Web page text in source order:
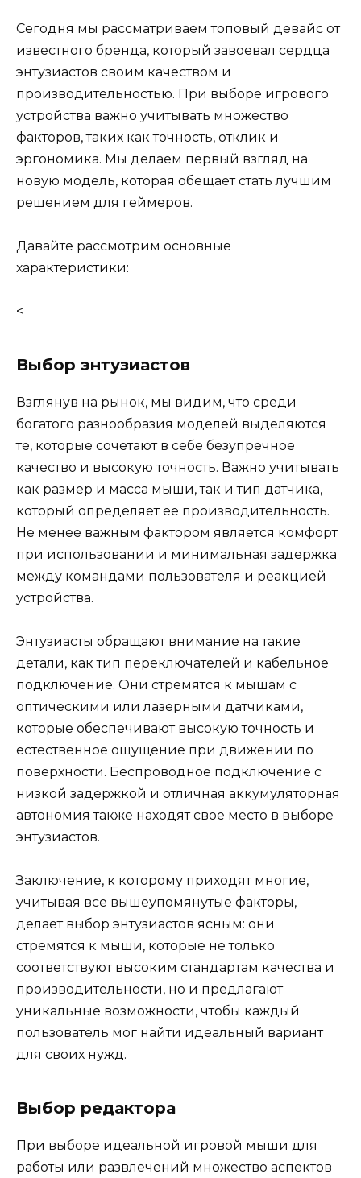
Сегодня мы рассматриваем топовый девайс от
известного бренда, который завоевал сердца
энтузиастов своим качеством и
производительностью. При выборе игрового
устройства важно учитывать множество
факторов, таких как точность, отклик и
эргономика. Мы делаем первый взгляд на
новую модель, которая обещает стать лучшим
решением для геймеров.
Давайте рассмотрим основные
характеристики:
<
Выбор энтузиастов
Взглянув на рынок, мы видим, что среди
богатого разнообразия моделей выделяются
те, которые сочетают в себе безупречное
качество и высокую точность. Важно учитывать
как размер и масса мыши, так и тип датчика,
который определяет ее производительность.
Не менее важным фактором является комфорт
при использовании и минимальная задержка
между командами пользователя и реакцией
устройства.
Энтузиасты обращают внимание на такие
детали, как тип переключателей и кабельное
подключение. Они стремятся к мышам с
оптическими или лазерными датчиками,
которые обеспечивают высокую точность и
естественное ощущение при движении по
поверхности. Беспроводное подключение с
низкой задержкой и отличная аккумуляторная
автономия также находят свое место в выборе
энтузиастов.
Заключение, к которому приходят многие,
учитывая все вышеупомянутые факторы,
делает выбор энтузиастов ясным: они
стремятся к мыши, которые не только
соответствуют высоким стандартам качества и
производительности, но и предлагают
уникальные возможности, чтобы каждый
пользователь мог найти идеальный вариант
для своих нужд.
Выбор редактора
При выборе идеальной игровой мыши для
работы или развлечений множество аспектов